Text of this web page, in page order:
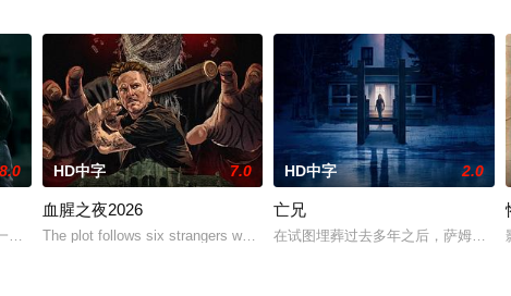
8.0
个暴力的存在所纠缠，这个存在会以他们最想要的那个人——也就是彼此——的
HD中字 7.0
血腥之夜2026
The plot follows six strangers who enter a cash-prize endurance
HD中字 2.0
亡兄
在试图埋葬过去多年之后，萨姆被迫